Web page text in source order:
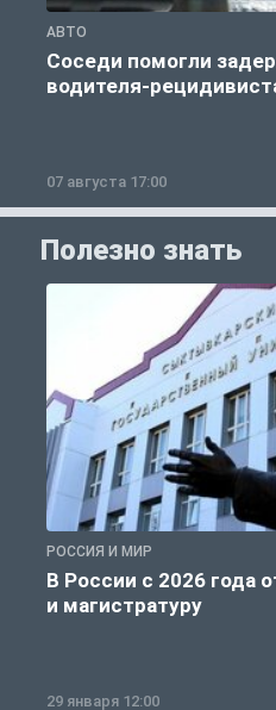
АВТО
Соседи помогли
водителя-
07 августа 17:00
Полезно знать
РОССИЯ И МИР
В России с 2026 года
и магистратуру
29 января 12:00